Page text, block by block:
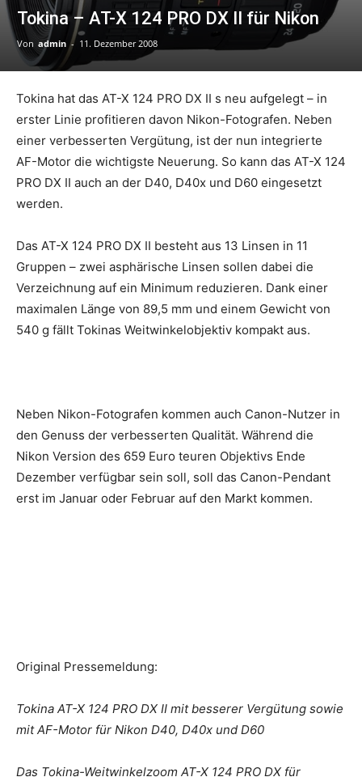
Tokina – AT-X 124 PRO DX II für Nikon
Von admin - 11. Dezember 2008
Tokina hat das AT-X 124 PRO DX II s neu aufgelegt – in
erster Linie profitieren davon Nikon-Fotografen. Neben
einer verbesserten Vergütung, ist der nun integrierte
AF-Motor die wichtigste Neuerung. So kann das AT-X 124
PRO DX II auch an der D40, D40x und D60 eingesetzt
werden.
Das AT-X 124 PRO DX II besteht aus 13 Linsen in 11
Gruppen – zwei asphärische Linsen sollen dabei die
Verzeichnung auf ein Minimum reduzieren. Dank einer
maximalen Länge von 89,5 mm und einem Gewicht von
540 g fällt Tokinas Weitwinkelobjektiv kompakt aus.
Neben Nikon-Fotografen kommen auch Canon-Nutzer in
den Genuss der verbesserten Qualität. Während die
Nikon Version des 659 Euro teuren Objektivs Ende
Dezember verfügbar sein soll, soll das Canon-Pendant
erst im Januar oder Februar auf den Markt kommen.
Original Pressemeldung:
Tokina AT-X 124 PRO DX II mit besserer Vergütung sowie
mit AF-Motor für Nikon D40, D40x und D60
Das Tokina-Weitwinkelzoom AT-X 124 PRO DX für